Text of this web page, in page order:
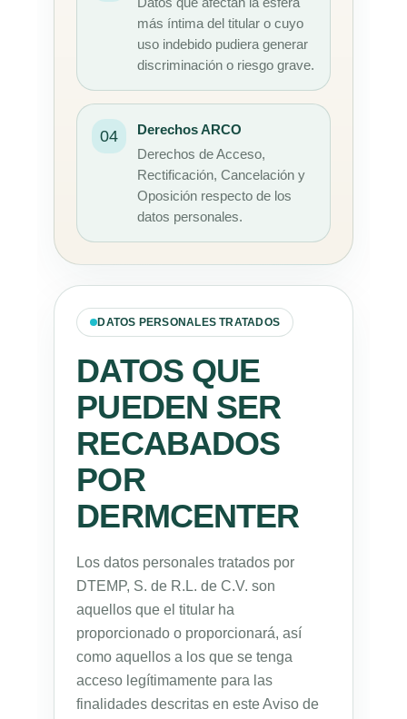
más íntima del titular o cuyo
uso indebido pudiera generar
discriminación o riesgo grave.
04 Derechos ARCO
Derechos de Acceso,
Rectificación, Cancelación y
Oposición respecto de los
datos personales.
DATOS PERSONALES TRATADOS
DATOS QUE
PUEDEN SER
RECABADOS
POR
DERMCENTER
Los datos personales tratados por
DTEMP, S. de R.L. de C.V. son
aquellos que el titular ha
proporcionado o proporcionará, así
como aquellos a los que se tenga
acceso legítimamente para las
finalidades descritas en este Aviso de